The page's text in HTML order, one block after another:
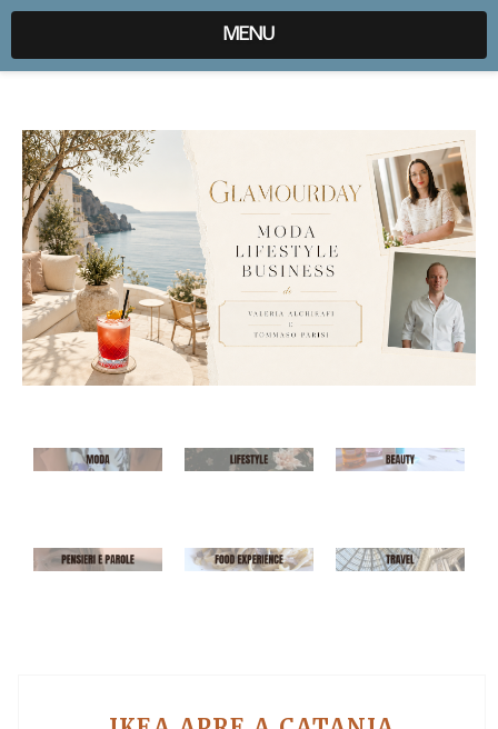
expr:lang=it;data:blog.locale
MENU